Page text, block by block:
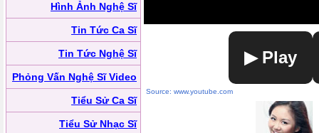
Hình Ảnh Nghệ Sĩ
Tin Tức Ca Sĩ
Tin Tức Nghệ Sĩ
Phỏng Vấn Nghệ Sĩ Video
Tiểu Sử Ca Sĩ
Tiểu Sử Nhạc Sĩ
▶ Play
Source: www.youtube.com